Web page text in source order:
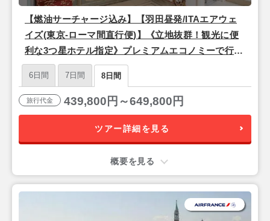
【燃油サーチャージ込み】【羽田昼発/ITAエアウェ
イズ(東京-ローマ間直行便)】《立地抜群！観光に便
利な3つ星ホテル指定》プレミアムエコノミーで行く
♪ 『フィレンツェ＆ベネチア』8日間
6日間 7日間 8日間
旅行代金 439,800円～649,800円
ツアー詳細を見る
概要を見る